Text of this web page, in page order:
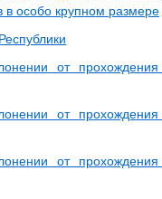
в особо крупном размере
от
от
от